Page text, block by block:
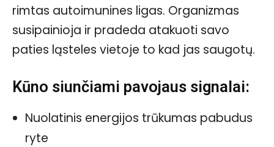
rimtas autoimunines ligas. Organizmas
susipainioja ir pradeda atakuoti savo
paties ląsteles vietoje to kad jas saugotų.
Kūno siunčiami pavojaus signalai:
Nuolatinis energijos trūkumas pabudus
ryte